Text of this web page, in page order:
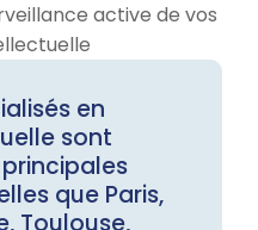
active de vos
en
sont
que Paris,
Toulouse,